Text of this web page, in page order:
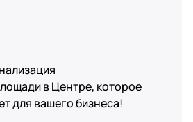
в Центре, которое
для вашего бизнеса!